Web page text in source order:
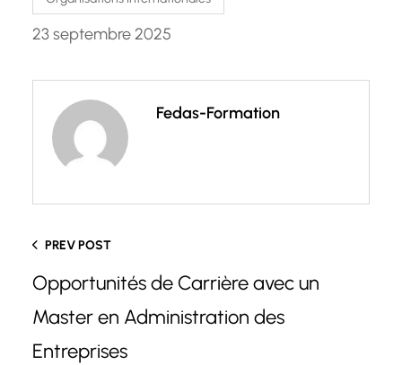
23 septembre 2025
Fedas-Formation
PREV POST
Opportunités de Carrière avec un
Master en Administration des
Entreprises